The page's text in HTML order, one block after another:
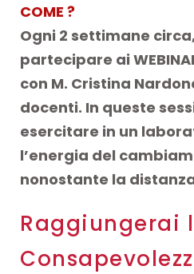
COME ?
Ogni 2 settimane
partecipare ai
con M. Cristina
docenti. In queste
esercitare in un
l’energia del
nonostante la
Raggiungerai